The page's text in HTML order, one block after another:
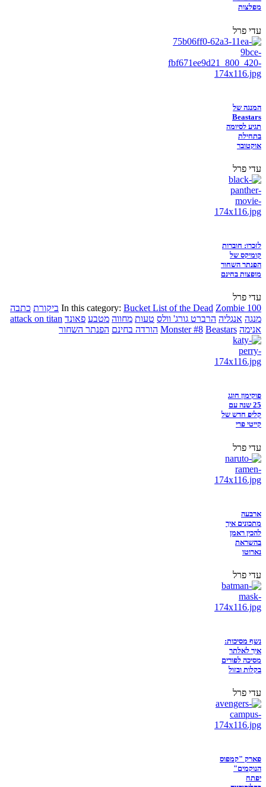
מפלצות
עדי פרל
המנגה של
Beastars
תגיע לסיומה
בתחילת
אוקטובר
עדי פרל
לזכרו: חוברות
קומיקס של
הפנתר השחור
מופצות בחינם
עדי פרל
In this category: Bucket List of the Dead Zombie 100 ביקורת כתבה
מנגה אנגליה הרברט גורג' וולס טעות מחווה מטבע פאונד attack on titan
אנימה
Monster #8 Beastars הורדה בחינם הפנתר השחור
פוקימון חוגג
25 שנה עם
קליפ חדש של
קייטי פרי
עדי פרל
ארבעה
מתכונים איך
להכין ראמן
בהשראת
נארוטו
עדי פרל
נשף מסיכות:
איך לאלתר
מסיכה לפורים
בקלות ובזול
עדי פרל
פארק "קמפוס
הנוקמים"
יפתח